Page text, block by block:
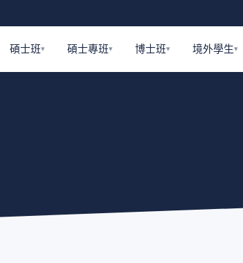
碩士班 碩士專班 博士班 境外學生